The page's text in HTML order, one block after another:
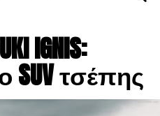
IGNIS:
SUV τσέπης